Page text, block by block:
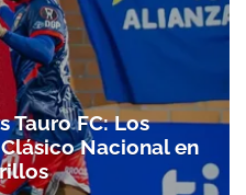
Tauro FC: Los
Nacional en